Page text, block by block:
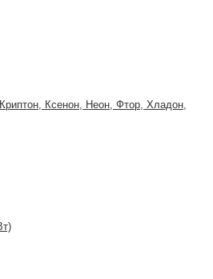
Ксенон, Неон, Фтор, Хладон,